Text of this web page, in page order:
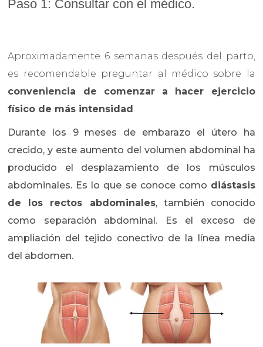
Paso 1: Consultar con el médico.
Aproximadamente 6 semanas después del parto,
es recomendable preguntar al médico sobre la
conveniencia de comenzar a hacer ejercicio
físico de más intensidad .
Durante los 9 meses de embarazo el útero ha
crecido, y este aumento del volumen abdominal ha
producido el desplazamiento de los músculos
abdominales. Es lo que se conoce como diástasis
de los rectos abdominales, también conocido
como separación abdominal. Es el exceso de
ampliación del tejido conectivo de la línea media
del abdomen.